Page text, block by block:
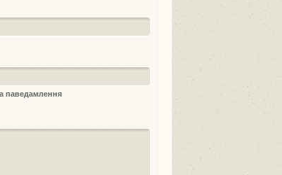
паведамлення